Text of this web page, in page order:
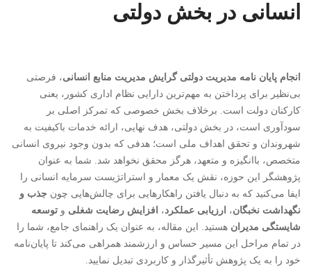
انسانی در بخش دولتی
انجام پایان نامه مدیریت دولتی گرایش مدیریت منابع انسانی، فرصتی
بی‌نظیر برای پرداختن به مهم‌ترین دارایی نظام اداری کشور، یعنی
کارکنان دولت است. برخلاف بخش خصوصی که تمرکز اصلی بر
سودآوری است، در بخش دولتی، هدف نهایی، ارائه خدمات باکیفیت به
شهروندان و تحقق اهداف ملی است؛ هدفی که بدون وجود نیروی انسانی
متخصص، باانگیزه و متعهد، هرگز محقق نخواهد شد. شما به عنوان
پژوهشگر این حوزه، نقش یک معمار و استراتژیست سرمایه انسانی را
ایفا می‌کنید که به دنبال یافتن راهکارهایی برای چالش‌هایی چون جذب و
نگهداشت نخبگان، ارزیابی عملکرد، افزایش رضایت شغلی و توسعه
شایستگی مدیران هستید. این مقاله، به عنوان یک راهنمای جامع، شما را
در تمام مراحل این مسیر حساس و ارزشمند همراهی می‌کند تا پایان‌نامه
خود را به یک پژوهش تأثیرگذار و کاربردی تبدیل نمایید.